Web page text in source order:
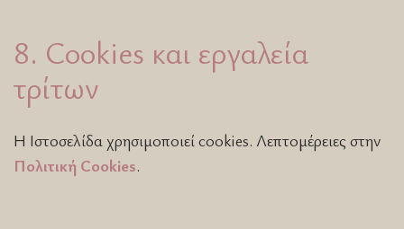
8. Cookies και εργαλεία
τρίτων
Η Ιστοσελίδα χρησιμοποιεί cookies. Λεπτομέρειες στην
Πολιτική Cookies.